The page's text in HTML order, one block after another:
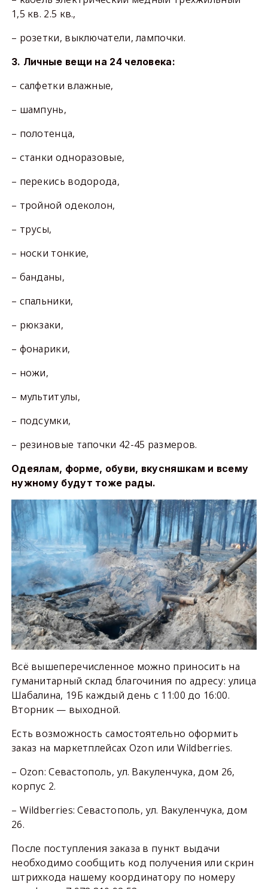
1,5 кв. 2.5 кв.,
– розетки, выключатели, лампочки.
3. Личные вещи на 24 человека:
– салфетки влажные,
– шампунь,
– полотенца,
– станки одноразовые,
– перекись водорода,
– тройной одеколон,
– трусы,
– носки тонкие,
– банданы,
– спальники,
– рюкзаки,
– фонарики,
– ножи,
– мультитулы,
– подсумки,
– резиновые тапочки 42-45 размеров.
Одеялам, форме, обуви, вкусняшкам и всему
нужному будут тоже рады.
Всё вышеперечисленное можно приносить на
гуманитарный склад благочиния по адресу: улица
Шабалина, 19Б каждый день с 11:00 до 16:00.
Вторник — выходной.
Есть возможность самостоятельно оформить
заказ на маркетплейсах Ozon или Wildberries.
– Ozon: Севастополь, ул. Вакуленчука, дом 26,
корпус 2.
– Wildberries: Севастополь, ул. Вакуленчука, дом
26.
После поступления заказа в пункт выдачи
необходимо сообщить код получения или скрин
штрихкода нашему координатору по номеру